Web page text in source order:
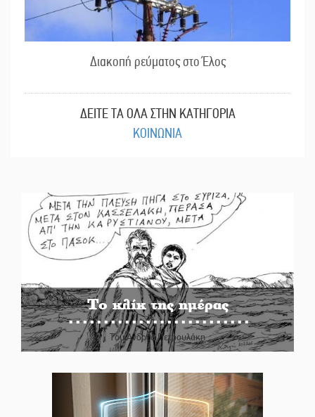
Διακοπή ρεύματος στο Έλος
ΔΕΙΤΕ ΤΑ ΟΛΑ ΣΤΗΝ ΚΑΤΗΓΟΡΙΑ
ΚΟΙΝΩΝΙΑ
Το κλίκ της ημέρας
Του Ανδρέα Πετρουλάκη